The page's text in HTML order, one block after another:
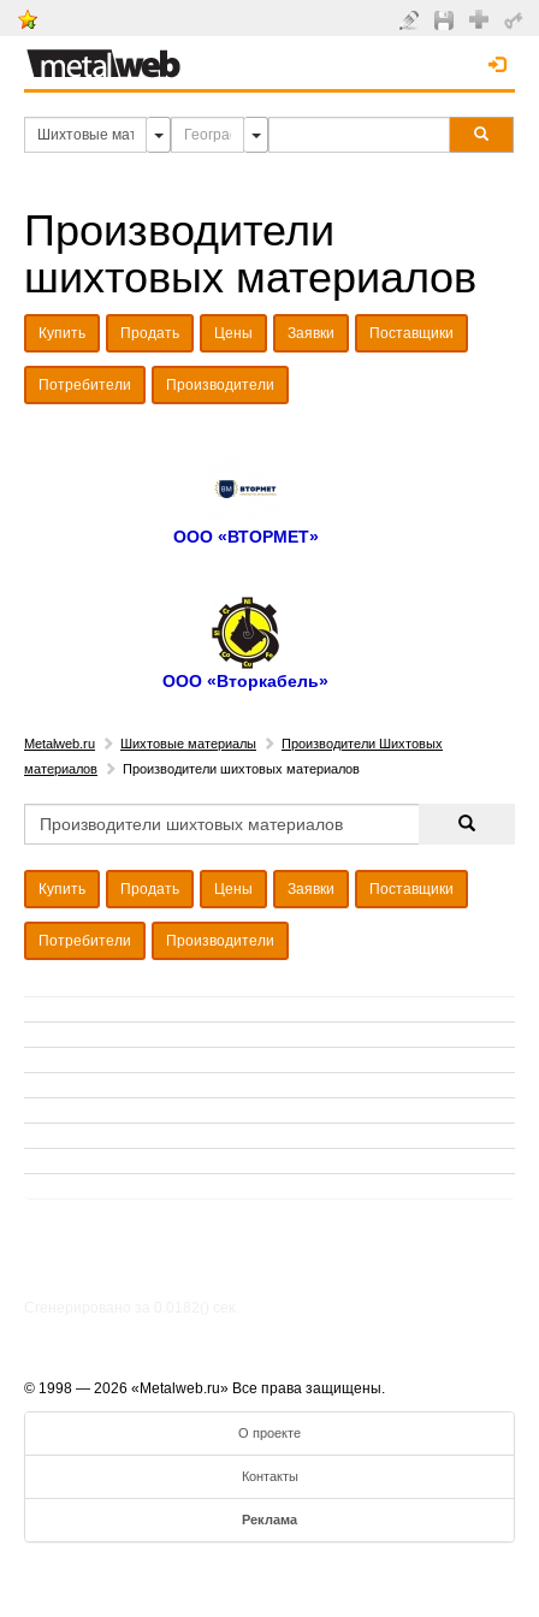
Производители
шихтовых материалов
Купить Продать Цены Заявки Поставщики
Потребители Производители
ООО «ВТОРМЕТ»
ООО «Вторкабель»
Metalweb.ru Шихтовые материалы
Производители Шихтовых
материалов
Производители шихтовых материалов
Купить Продать Цены Заявки Поставщики
Потребители Производители
© 1998 — 2026 «Metalweb.ru» Все права защищены.
О проекте
Контакты
Реклама